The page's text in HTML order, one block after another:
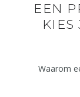
EEN
KIES
Waarom